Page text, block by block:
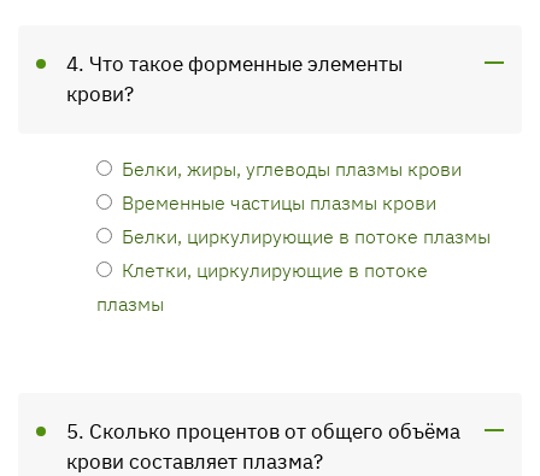
4. Что такое форменные элементы
крови?
Белки, жиры, углеводы плазмы крови
Временные частицы плазмы крови
Белки, циркулирующие в потоке плазмы
Клетки, циркулирующие в потоке
плазмы
5. Сколько процентов от общего объёма
крови составляет плазма?